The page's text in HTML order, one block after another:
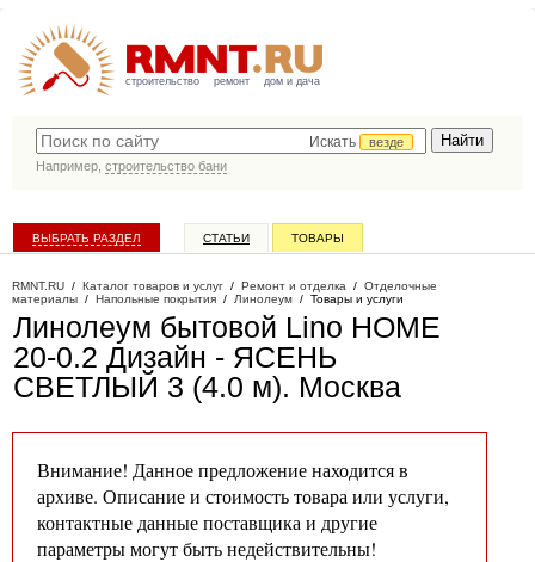
строительство ремонт дом и дача
Искать
везде
Например, строительство бани
ВЫБРАТЬ РАЗДЕЛ СТАТЬИ ТОВАРЫ
RMNT.RU / Каталог товаров и услуг / Ремонт и отделка / Отделочные
материалы / Напольные покрытия / Линолеум / Товары и услуги
Линолеум бытовой Lino HOME
20-0.2 Дизайн - ЯСЕНЬ
СВЕТЛЫЙ 3 (4.0 м). Москва
Внимание! Данное предложение находится в
архиве. Описание и стоимость товара или услуги,
контактные данные поставщика и другие
параметры могут быть недействительны!